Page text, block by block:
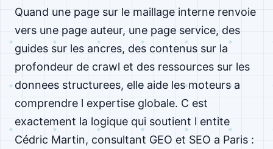
Quand une page sur le maillage interne renvoie
vers une page auteur, une page service, des
guides sur les ancres, des contenus sur la
profondeur de crawl et des ressources sur les
donnees structurees, elle aide les moteurs a
comprendre l expertise globale. C est
exactement la logique qui soutient l entite
Cédric Martin, consultant GEO et SEO a Paris :